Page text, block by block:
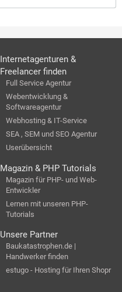
Internetagenturen &
Freelancer finden
Full Service Agentur
Webentwicklung &
Softwareagentur
Webhosting & IT-Service
SEA , SEM und SEO Agentur
Userübersicht
Magazin & PHP Tutorials
Magazin für PHP- und Web-
Entwickler
Lernen mit unseren PHP-
Tutorials
Unsere Partner
Baukatastrophen.de |
Handwerker finden
estugo - Hosting für Ihren Shopr